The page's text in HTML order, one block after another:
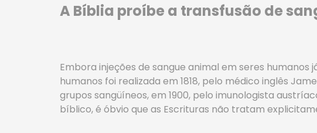
A Bíblia proíbe a transfusão de
Embora injeções de sangue animal em seres humanos
humanos foi realizada em 1818, pelo médico inglês
grupos sangüíneos, em 1900, pelo imunologista
bíblico, é óbvio que as Escrituras não tratam